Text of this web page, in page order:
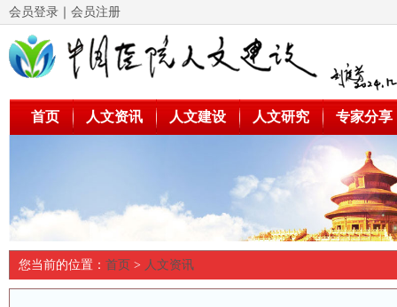
会员登录 ｜ 会员注册
首页 人文资讯 人文建设 人文研究 专家分享
您当前的位置： 首页 > 人文资讯